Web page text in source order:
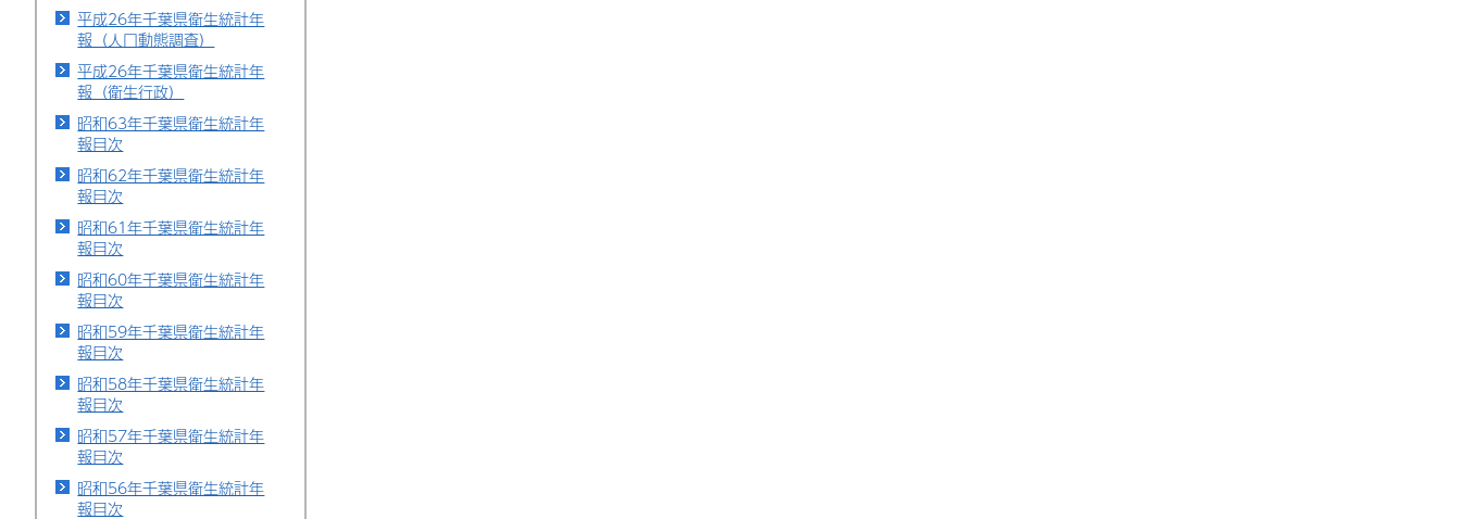
平成26年千葉県衛生統計年
報（人口動態調査）
平成26年千葉県衛生統計年
報（衛生行政）
昭和63年千葉県衛生統計年
報目次
昭和62年千葉県衛生統計年
報目次
昭和61年千葉県衛生統計年
報目次
昭和60年千葉県衛生統計年
報目次
昭和59年千葉県衛生統計年
報目次
昭和58年千葉県衛生統計年
報目次
昭和57年千葉県衛生統計年
報目次
昭和56年千葉県衛生統計年
報目次